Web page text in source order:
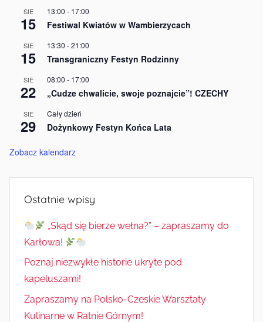
SIE
15
13:00 - 17:00
Festiwal Kwiatów w Wambierzycach
SIE
15
13:30 -21:00
Transgraniczny Festyn Rodzinny
SIE
22
08:00 - 17:00
„Cudze chwalicie, swoje poznajcie”! CZECHY
SIE
29
Cały dzień
Dożynkowy Festyn Końca Lata
Zobacz kalendarz
Ostatnie wpisy
„Skąd się bierze wełna?” – zapraszamy do
Karłowa!
Poznaj niezwykłe historie ukryte pod
kapeluszami!
Zapraszamy na Polsko-Czeskie Warsztaty
Kulinarne w Ratnie Górnym!